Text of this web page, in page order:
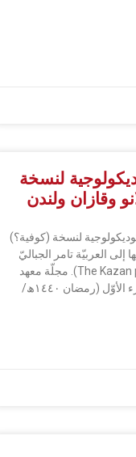
لنسخة
وقازان ولندن
لنسخة (كوفية؟)
إلى العربيّة تامر الجباليّ
من مقال …The Kazan parchment fragments). مجلّة معهد
المخطوطات العربيّة، المجلّد ٦٣ الجزء الأوّل (رمضان ١٤٤٠ھ/